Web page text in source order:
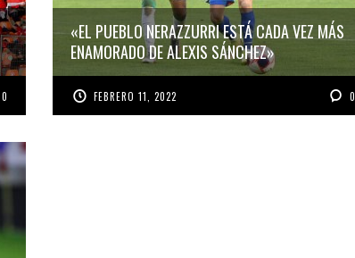
0
«EL PUEBLO NERAZZURRI ESTÁ CADA VEZ MÁS
ENAMORADO DE ALEXIS SÁNCHEZ»
FEBRERO 11, 2022 0